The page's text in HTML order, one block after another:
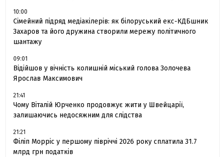
10:00
Сімейний підряд медіакілерів: як білоруський екс-КДБшник
Захаров та його дружина створили мережу політичного
шантажу
09:01
Відійшов у вічність колишній міський голова Золочева
Ярослав Максимович
21:41
Чому Віталій Юрченко продовжує жити у Швейцарії,
залишаючись недосяжним для слідства
21:21
Філіп Морріс у першому півріччі 2026 року сплатила 31.7
млрд грн податків